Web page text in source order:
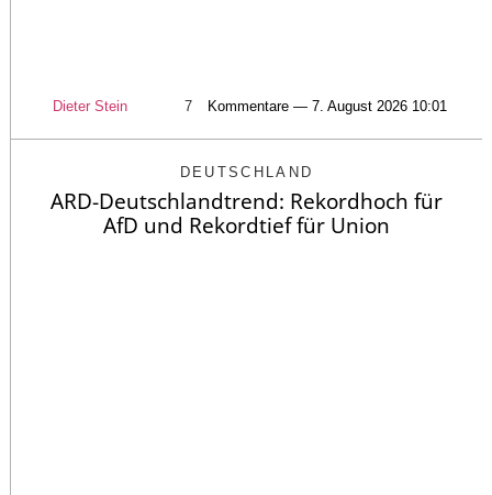
Dieter Stein 7 Kommentare — 7. August 2026 10:01
DEUTSCHLAND
ARD-Deutschlandtrend: Rekordhoch für
AfD und Rekordtief für Union